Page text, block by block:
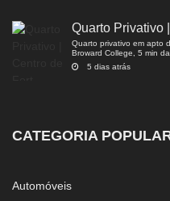
Quarto Privativo
Quarto privativo em apto
Broward College, 5 min da
5 dias atrás
CATEGORIA
Automóveis